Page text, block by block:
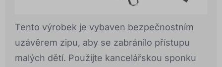
Tento výrobek je vybaven bezpečnostním
uzávěrem zipu, aby se zabránilo přístupu
malých dětí. Použijte kancelářskou sponku